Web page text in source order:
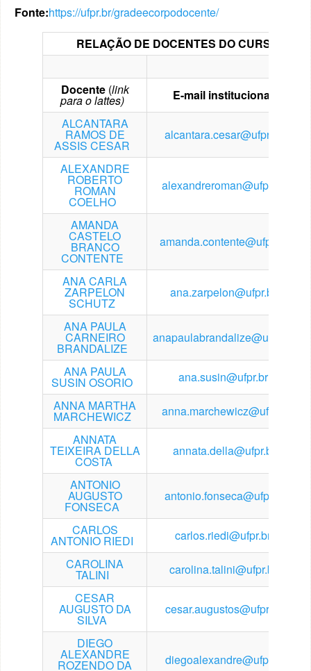
Fonte:https://ufpr.br/gradeecorpodocente/
RELAÇÃO DE DOCENTES DO CURSO DE
Docente(link
para o lattes)
E-mail institucional
ALCANTARA
RAMOS DE
ASSIS CESAR
alcantara.cesar@ufpr.br
ALEXANDRE
ROBERTO
ROMAN
COELHO
alexandreroman@ufpr.br
AMANDA
CASTELO
BRANCO
CONTENTE
amanda.contente@ufpr.br
ANA CARLA
ZARPELON
SCHUTZ
ana.zarpelon@ufpr.br
ANA PAULA
CARNEIRO
BRANDALIZE
anapaulabrandalize@ufpr.br
ANA PAULA
SUSIN OSORIO
ana.susin@ufpr.br
ANNA MARTHA
MARCHEWICZ
anna.marchewicz@ufpr.br
ANNATA
TEIXEIRA DELLA
COSTA
annata.della@ufpr.br
ANTONIO
AUGUSTO
FONSECA
antonio.fonseca@ufpr.br
CARLOS
ANTONIO RIEDI
carlos.riedi@ufpr.br
CAROLINA
TALINI
carolina.talini@ufpr.br
CESAR
AUGUSTO DA
SILVA
cesar.augustos@ufpr.br
DIEGO
ALEXANDRE
ROZENDO DA diegoalexandre@ufpr.br